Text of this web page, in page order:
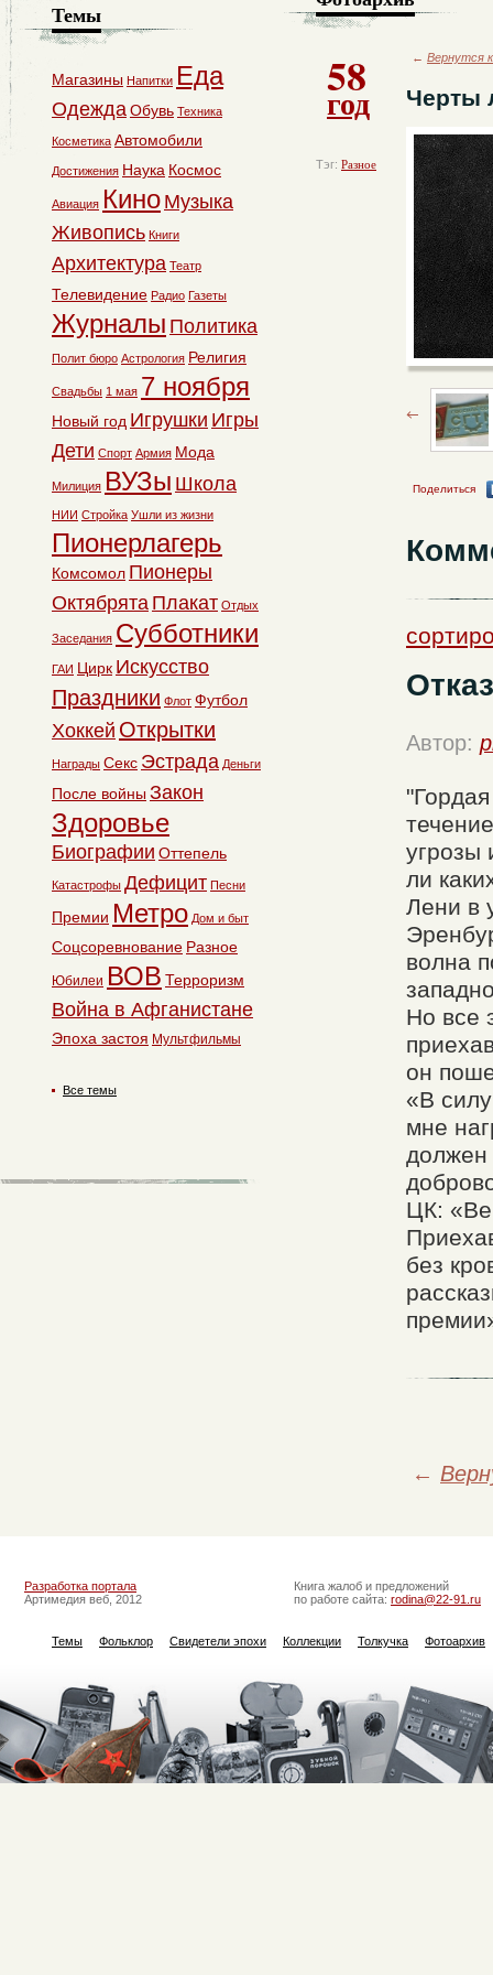
58
год
Тэг: Разное
← Вернутся
Черты
Поделиться
Автор:
угрозы
ли
Лени в
волна
Но все
он
«В
мне
должен
ЦК:
без
←
Темы
Магазины Напитки Еда
ОдеждаОбувь Техника
Косметика Автомобили
Достижения Наука Космос
Авиация Кино Музыка
Живопись Книги
Архитектура Театр
Телевидение Радио Газеты
Журналы Политика
Полит бюро Астрология Религия
Свадьбы 1 мая 7 ноября
Новый год Игрушки Игры
Дети Спорт Армия Мода
Милиция ВУЗы Школа
НИИ Стройка Ушли из жизни
Пионерлагерь
Комсомол Пионеры
Октябрята Плакат Отдых
Заседания Субботники
ГАИ Цирк Искусство
Праздники Флот Футбол
Хоккей Открытки
Награды Секс Эстрада Деньги
После войны Закон
Здоровье
Биографии Оттепель
Катастрофы Дефицит Песни
Премии Метро Дом и быт
Соцсоревнование Разное
Юбилеи ВОВ Терроризм
Война в Афганистане
Эпоха застоя Мультфильмы
Все темы
Разработка портала
Артимедия веб, 2012
Книга жалоб и предложений
по работе сайта: rodina@22-91.ru
Темы Фольклор Свидетели эпохи Коллекции Толкучка Фотоархив